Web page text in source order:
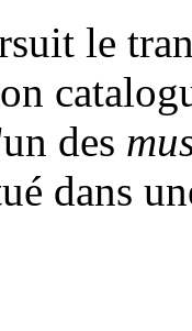
le
des
dans